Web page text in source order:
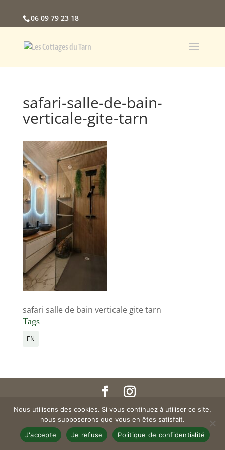
06 09 79 23 18
safari-salle-de-bain-
verticale-gite-tarn
safari salle de bain verticale gite tarn
Tags
EN
Copyright © 2019 LES COTTAGES DU TARN | Site by Electra
Studio
Nous utilisons des cookies. Si vous continuez à utiliser ce site,
nous supposerons que vous en êtes satisfait.
J'accepte
Je refuse Politique de confidentialité